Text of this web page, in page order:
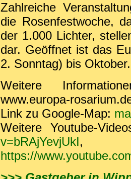
Zahlreiche
die Rosenfestwoche,
der 1.000 Lichter,
dar. Geöffnet ist das
2. Sonntag) bis Oktober.
Weitere
www.europa-
Link zu Google-Map:
Weitere Youtube-
v=bRAjYevjUkI,
https://